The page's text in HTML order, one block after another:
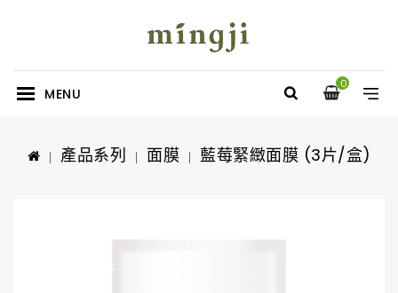
0
MENU
產品系列 面膜 藍莓緊緻面膜 (3片/盒)